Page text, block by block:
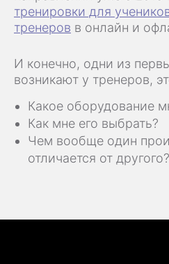
тренировки для
тренеров в онлайн и
И конечно, одни из
возникают у тренеров,
Какое оборудование
Как мне его выбрать?
Чем вообще один
отличается от другого?